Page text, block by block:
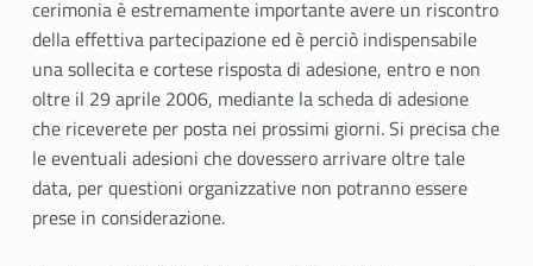
l
o
m
a
d
cerimonia è estremamente importante avere un riscontro
della effettiva partecipazione ed è perciò indispensabile
una sollecita e cortese risposta di adesione, entro e non
oltre il 29 aprile 2006, mediante la scheda di adesione
che riceverete per posta nei prossimi giorni. Si precisa che
le eventuali adesioni che dovessero arrivare oltre tale
data, per questioni organizzative non potranno essere
prese in considerazione.